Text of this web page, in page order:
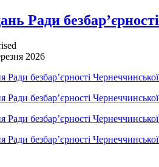
Ради
2026
безбар’єрності Чернеччинської
безбар’єрності Чернеччинської
безбар’єрності Чернеччинської
безбар’єрності Чернеччинської